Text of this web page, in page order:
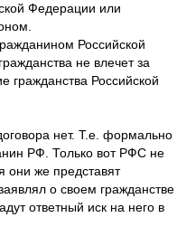
Федерации или
Российской
не влечет за
гражданства Российской
нет. Т.е. формально
РФ. Только вот РФС не
они же представят
о своем гражданстве
ответный иск на него в